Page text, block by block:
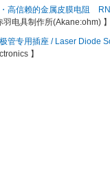
高信赖的金属皮膜电阻
羽电具制作所(Akane:ohm) 】
管专用插座 / Laser Diode
】